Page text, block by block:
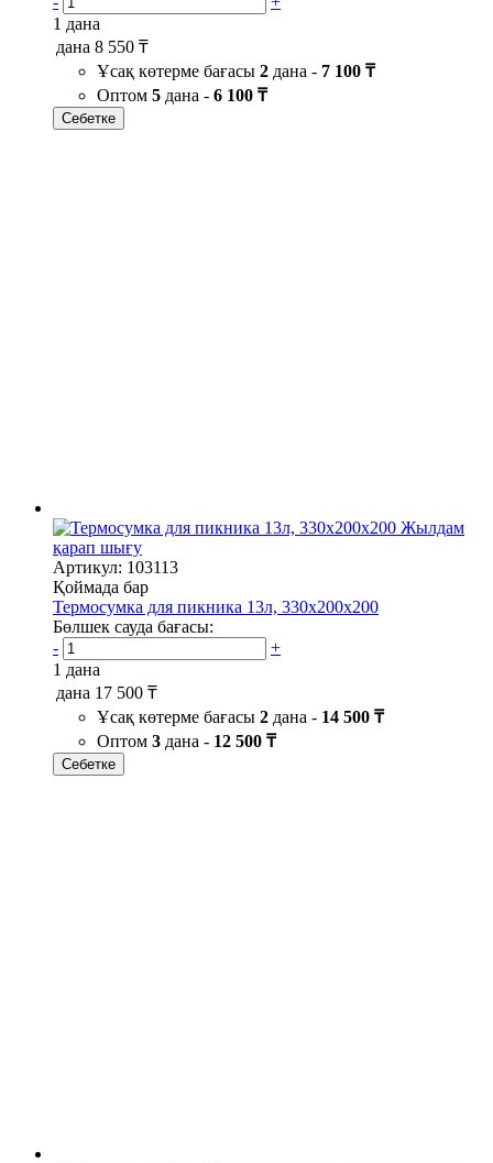
1 дана
дана 8 550 ₸
Ұсақ көтерме бағасы 2 дана - 7 100 ₸
Оптом 5 дана - 6 100 ₸
Себетке
Жылдам
қарап шығу
Артикул: 103113
Қоймада бар
Термосумка для пикника 13л, 330х200х200
Бөлшек сауда бағасы:
-
+
1 дана
дана 17 500 ₸
Ұсақ көтерме бағасы 2 дана - 14 500 ₸
Оптом 3 дана - 12 500 ₸
Себетке